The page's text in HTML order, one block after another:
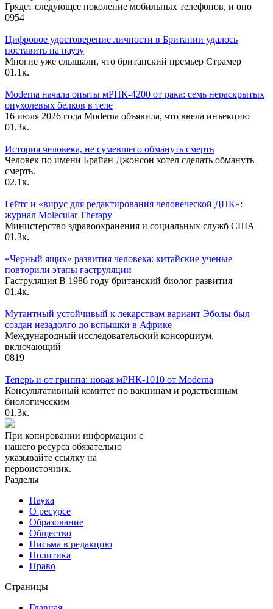
Грядет следующее поколение мобильных телефонов, и оно
0954
Цифровое удостоверение личности в Британии удалось
поставить на паузу
Многие уже слышали, что британский премьер Страмер
01.1к.
Moderna начала опыты мРНК-4200 от рака: семь нераскрытых
опухолевых белков в теле
16 июля 2026 года Moderna объявила, что ввела инъекцию
01.3к.
История человека, не сумевшего обмануть смерть
Человек по имени Брайан Джонсон хотел сделать обмануть
смерть.
02.1к.
Гейтс и «вирус для редактирования человеческой ДНК»:
журнал Molecular Therapy
Министерство здравоохранения и социальных служб США
01.3к.
«Черный ящик» развития человека: китайские ученые
повторили этапы гаструляции
Гаструляция В 1986 году британский биолог развития
01.4к.
Мутантный устойчивый к лекарствам вариант Эболы был
создан незадолго до вспышки в Африке
Международный исследовательский консорциум,
включающий
0819
Теперь и от гриппа: новая мРНК-1010 от Moderna
Консультативный комитет по вакцинам и родственным
биологическим
01.3к.
При копировании информации с
нашего ресурса обязательно
указывайте ссылку на
первоисточник.
Разделы
Наука
О ресурсе
Образование
Общество
Письма в редакцию
Политика
Право
Страницы